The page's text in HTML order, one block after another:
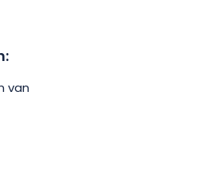
uitzonderlijke tuin en plan uw
van